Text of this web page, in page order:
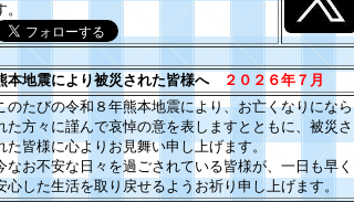
。
本地震により被災された皆様へ
２０２６年７月
のたびの令和８年熊本地震により、お亡くなりになら
た方々に謹んで哀悼の意を表しますとともに、被災さ
た皆様に心よりお見舞い申し上げます。
なお不安な日々を過ごされている皆様が、一日も早く
心した生活を取り戻せるようお祈り申し上げます。